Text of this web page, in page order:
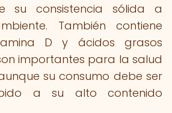
su consistencia sólida a
También contiene
D y ácidos grasos
importantes para la salud
su consumo debe ser
a su alto contenido